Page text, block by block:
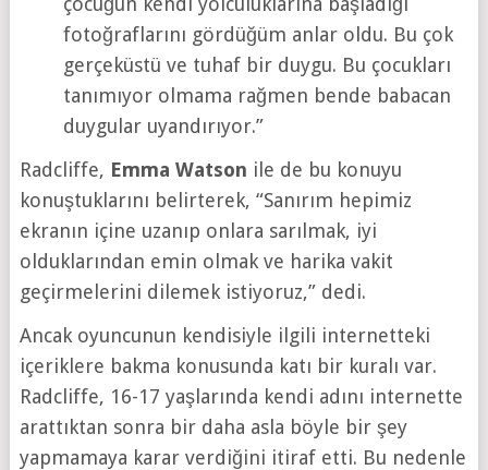
fotoğraflarını gördüğüm anlar oldu. Bu çok
gerçeküstü ve tuhaf bir duygu. Bu çocukları
tanımıyor olmama rağmen bende babacan
duygular uyandırıyor.”
Radcliffe, Emma Watson ile de bu konuyu
konuştuklarını belirterek, “Sanırım hepimiz
ekranın içine uzanıp onlara sarılmak, iyi
olduklarından emin olmak ve harika vakit
geçirmelerini dilemek istiyoruz,” dedi.
Ancak oyuncunun kendisiyle ilgili internetteki
içeriklere bakma konusunda katı bir kuralı var.
Radcliffe, 16-17 yaşlarında kendi adını internette
arattıktan sonra bir daha asla böyle bir şey
yapmamaya karar verdiğini itiraf etti. Bu nedenle